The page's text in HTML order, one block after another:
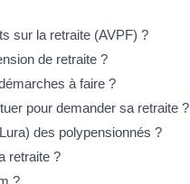
sur la retraite (AVPF) ?
de retraite ?
à faire ?
pour demander sa retraite ?
des polypensionnés ?
retraite ?
?